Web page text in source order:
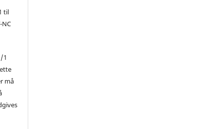
til
NC
1
må